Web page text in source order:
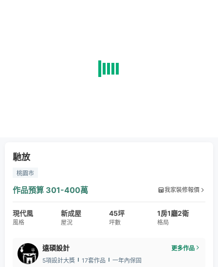
馳放
桃園市
作品預算 301-400萬 我家裝修報價
現代風
風格
新成屋
屋況
45坪
坪數
1房1廳2衛
格局
遠碩設計
更多作品
5項設計大獎
17套作品 一年內保固